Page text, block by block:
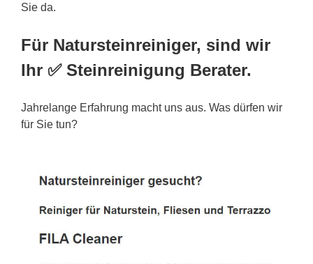
Sie da.
Für Natursteinreiniger, sind wir
Ihr ✅ Steinreinigung Berater.
Jahrelange Erfahrung macht uns aus. Was dürfen wir
für Sie tun?